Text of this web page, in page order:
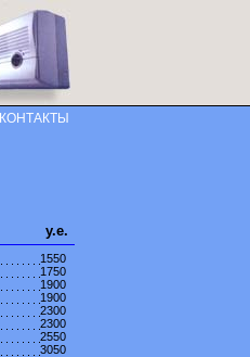
у.е.
1550
1750
1900
1900
2300
2300
2550
3050
КОНТАКТЫ